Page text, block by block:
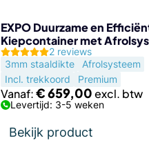
EXPO Duurzame en
Kiepcontainer met
2 reviews
3mm staaldikte
Afrolsysteem
Incl. trekkoord
Premium
Vanaf:€659,00
Levertijd: 3-5 weken
Bekijk product
de
productpagina